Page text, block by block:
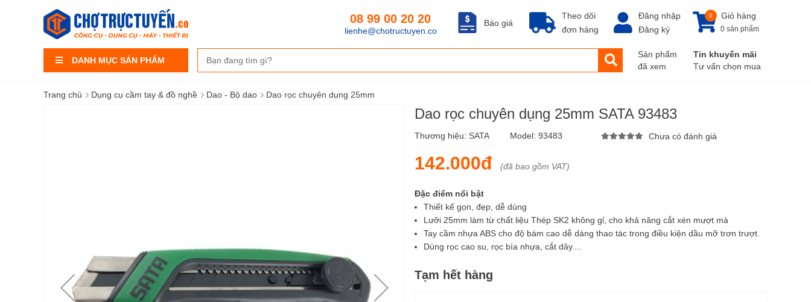
DANH MỤC SẢN PHẨM
Theo dõi
đơn hàng
Báo giá
08 99 00 20 20
lienhe@chotructuyen.co
Đăng nhập
Đăng ký
Giỏ hàng
0
0 sản phẩm
Sản phẩm
đã xem
Tin khuyến mãi
Tư vấn chọn mua
Trang chủ › Dụng cụ cầm tay & đồ nghề › Dao - Bộ dao › Dao rọc chuyên dụng 25mm
Dao rọc chuyên dụng 25mm SATA 93483
Thương hiệu: SATA Model: 93483 Chưa có đánh giá
142.000đ (đã bao gồm VAT)
Đặc điểm nổi bật
Thiết kế gọn, đẹp, dễ dùng
Lưỡi 25mm làm từ chất liệu Thép SK2 không gỉ, cho khả năng cắt xén mượt mà
Tay cầm nhựa ABS cho độ bám cao dễ dàng thao tác trong điều kiện dầu mỡ trơn trượt.
Dùng rọc cao su, rọc bìa nhựa, cắt dây....
Tạm hết hàng